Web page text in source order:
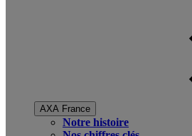
AXA France
Notre histoire